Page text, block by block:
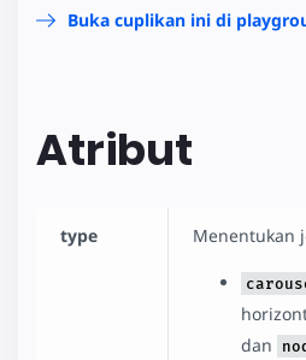
Buka cuplikan ini di
Atribut
type Menentukan
dan